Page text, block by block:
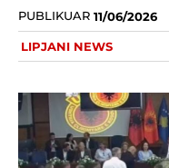
PUBLIKUAR 11/06/2026
LIPJANI NEWS